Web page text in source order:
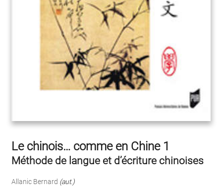
Le chinois… comme en Chine 1
Méthode de langue et d’écriture chinoises
Allanic Bernard (aut.)